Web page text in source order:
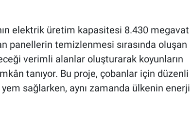
elektrik üretim kapasitesi 8.430 megavat
panellerin temizlenmesi sırasında oluşan
verimli alanlar oluşturarak koyunların
tanıyor. Bu proje, çobanlar için düzenli
sağlarken, aynı zamanda ülkenin enerji